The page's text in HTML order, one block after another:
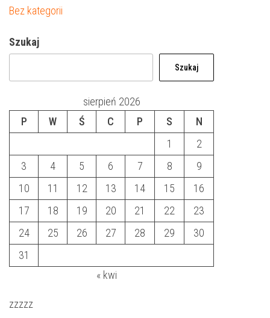
Bez kategorii
Szukaj
Szukaj
sierpień 2026
P
W Ś C P S
N
1
2
3
4 5 6 7 8
9
10
11 12 13 14 15
16
17
18 19 20 21 22
23
24
25 26 27 28 29
30
31
« kwi
zzzzz